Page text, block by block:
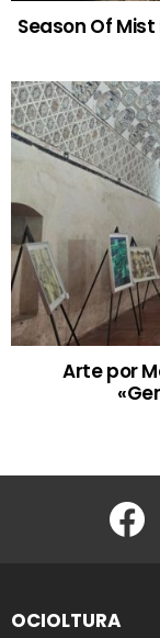
Season Of
Arte por
OCIOLTURA